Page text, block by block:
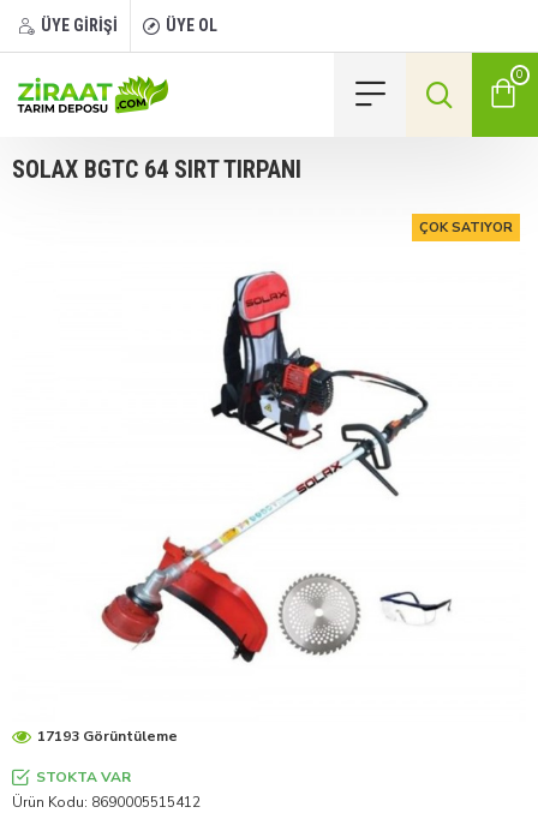
ÜYE GİRİŞİ ÜYE OL
0
SOLAX BGTC 64 SIRT TIRPANI
ÇOK SATIYOR
STOKTA VAR
Ürün Kodu: 8690005515412
17193 Görüntüleme